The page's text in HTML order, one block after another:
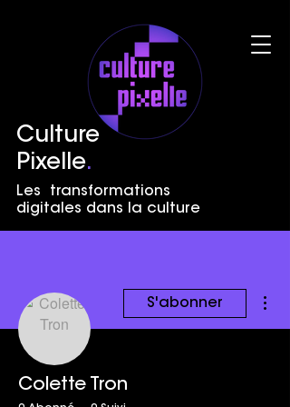
Culture
Pixelle.
Les transformations
digitales dans la culture
S'abonner
Colette Tron